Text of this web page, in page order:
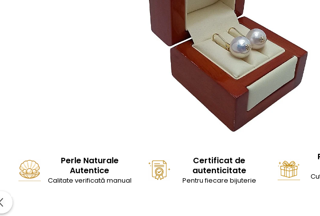
Perle Naturale
Autentice
Calitate verificată manual
Certificat de
autenticitate
Pentru fiecare bijuterie